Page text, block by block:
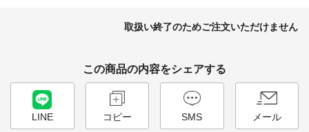
取扱い終了のためご注文いただけません
この商品の内容をシェアする
LINE コピー SMS メール